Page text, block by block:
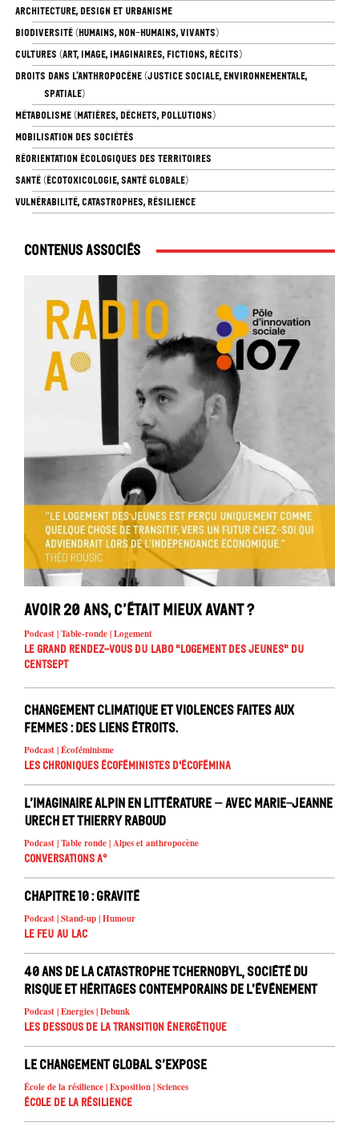
ARCHITECTURE, DESIGN ET URBANISME
BIODIVERSITÉ (HUMAINS, NON-HUMAINS, VIVANTS)
CULTURES (ART, IMAGE, IMAGINAIRES, FICTIONS, RÉCITS)
DROITS DANS L’ANTHROPOCÈNE (JUSTICE SOCIALE, ENVIRONNEMENTALE,
SPATIALE)
MÉTABOLISME (MATIÈRES, DÉCHETS, POLLUTIONS)
MOBILISATION DES SOCIÉTÉS
RÉORIENTATION ÉCOLOGIQUES DES TERRITOIRES
SANTÉ (ÉCOTOXICOLOGIE, SANTÉ GLOBALE)
VULNÉRABILITÉ, CATASTROPHES, RÉSILIENCE
Contenus associés
Avoir 20 ans, c’était mieux avant ?
Podcast | Table-ronde | Logement
Le Grand Rendez-vous du Labo "Logement des jeunes" du
Centsept
Changement climatique et violences faites aux
femmes : des liens étroits.
Podcast | Écoféminisme
Les chroniques écoféministes d'ÉcoFémina
L’imaginaire alpin en littérature – avec Marie-Jeanne
Urech et Thierry Raboud
Podcast | Table ronde | Alpes et anthropocène
Conversations A°
Chapitre 10 : Gravité
Podcast | Stand-up | Humour
Le feu au lac
40 ans de la catastrophe Tchernobyl, société du
risque et héritages contemporains de l’événement
Podcast | Energies | Debunk
Les dessous de la transition énergétique
Le changement global s’expose
École de la résilience | Exposition | Sciences
École de la résilience